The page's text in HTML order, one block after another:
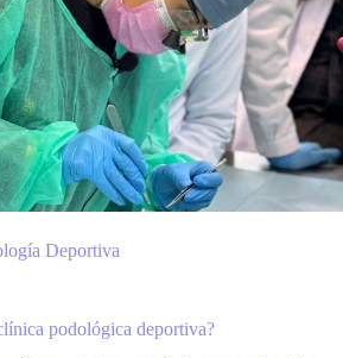
Deportiva
podológica deportiva?